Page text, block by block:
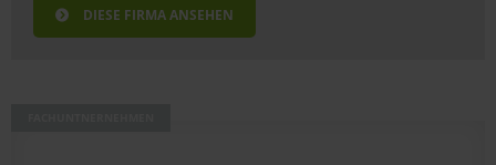
DIESE FIRMA ANSEHEN